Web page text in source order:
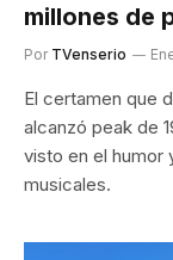
millones de
Por TVenserio
El certamen que
alcanzó peak de
visto en el humor
musicales.